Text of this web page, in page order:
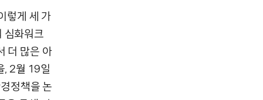
렇게 세 가
심화워크
더 많은 아
, 2월 19일
정책을 논